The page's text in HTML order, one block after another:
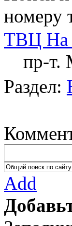
номеру
ТВЦ На
пр-т.
Раздел:
Add